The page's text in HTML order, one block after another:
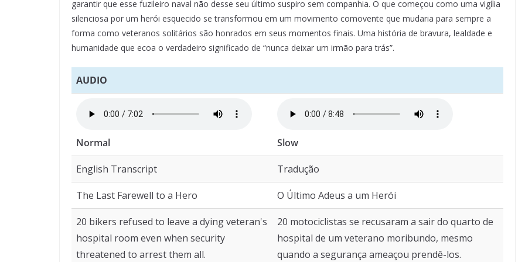
garantir que esse fuzileiro naval não desse seu último suspiro sem companhia. O que começou como uma vigília
silenciosa por um herói esquecido se transformou em um movimento comovente que mudaria para sempre a
forma como veteranos solitários são honrados em seus momentos finais. Uma história de bravura, lealdade e
humanidade que ecoa o verdadeiro significado de “nunca deixar um irmão para trás”.
AUDIO
Normal Slow
English Transcript Tradução
The Last Farewell to a Hero O Último Adeus a um Herói
20 bikers refused to leave a dying veteran's
hospital room even when security
threatened to arrest them all.
20 motociclistas se recusaram a sair do quarto de
hospital de um veterano moribundo, mesmo
quando a segurança ameaçou prendê-los.